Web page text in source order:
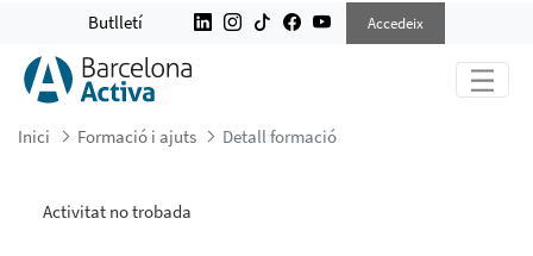
DETALL FORMACIÓ
Butlletí Accedeix
Inici Formació i ajuts Detall formació
Activitat no trobada